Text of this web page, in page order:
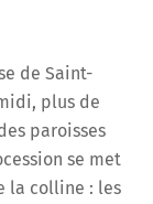
de Saint-
plus de
paroisses
se met
la colline : les